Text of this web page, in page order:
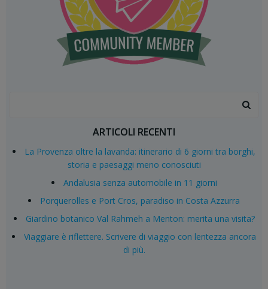
ARTICOLI RECENTI
La Provenza oltre la lavanda: itinerario di 6 giorni tra borghi,
storia e paesaggi meno conosciuti
Andalusia senza automobile in 11 giorni
Porquerolles e Port Cros, paradiso in Costa Azzurra
Giardino botanico Val Rahmeh a Menton: merita una visita?
Viaggiare è riflettere. Scrivere di viaggio con lentezza ancora
di più.